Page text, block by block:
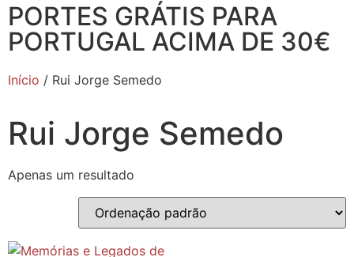
PORTES GRÁTIS PARA
PORTUGAL ACIMA DE 30€
Início / Rui Jorge Semedo
Rui Jorge Semedo
Apenas um resultado